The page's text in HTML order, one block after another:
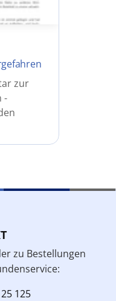
zur
-
zu Bestellungen
125